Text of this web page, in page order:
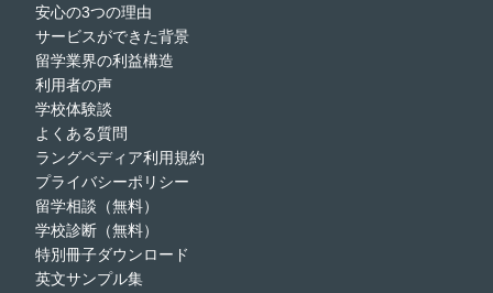
安心の3つの理由
サービスができた背景
留学業界の利益構造
利用者の声
学校体験談
よくある質問
ラングペディア利用規約
プライバシーポリシー
留学相談（無料）
学校診断（無料）
特別冊子ダウンロード
英文サンプル集